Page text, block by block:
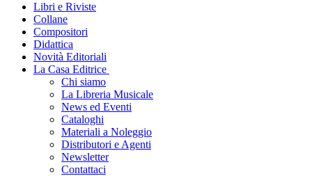
Libri e Riviste
Collane
Compositori
Didattica
Novità Editoriali
La Casa Editrice
Chi siamo
La Libreria Musicale
News ed Eventi
Cataloghi
Materiali a Noleggio
Distributori e Agenti
Newsletter
Contattaci